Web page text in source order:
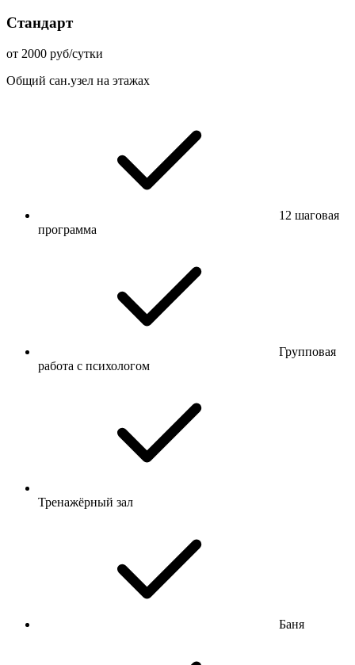
Стандарт
от 2000 руб/сутки
Общий сан.узел на этажах
12 шаговая
программа
Групповая
работа с психологом
Тренажёрный зал
Баня